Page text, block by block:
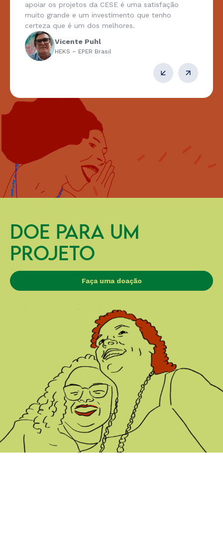
nosso território.
Maura Cristina
Articulação de Movimentos e Comunidades do
DOE PARA UM
PROJETO
Faça uma doação